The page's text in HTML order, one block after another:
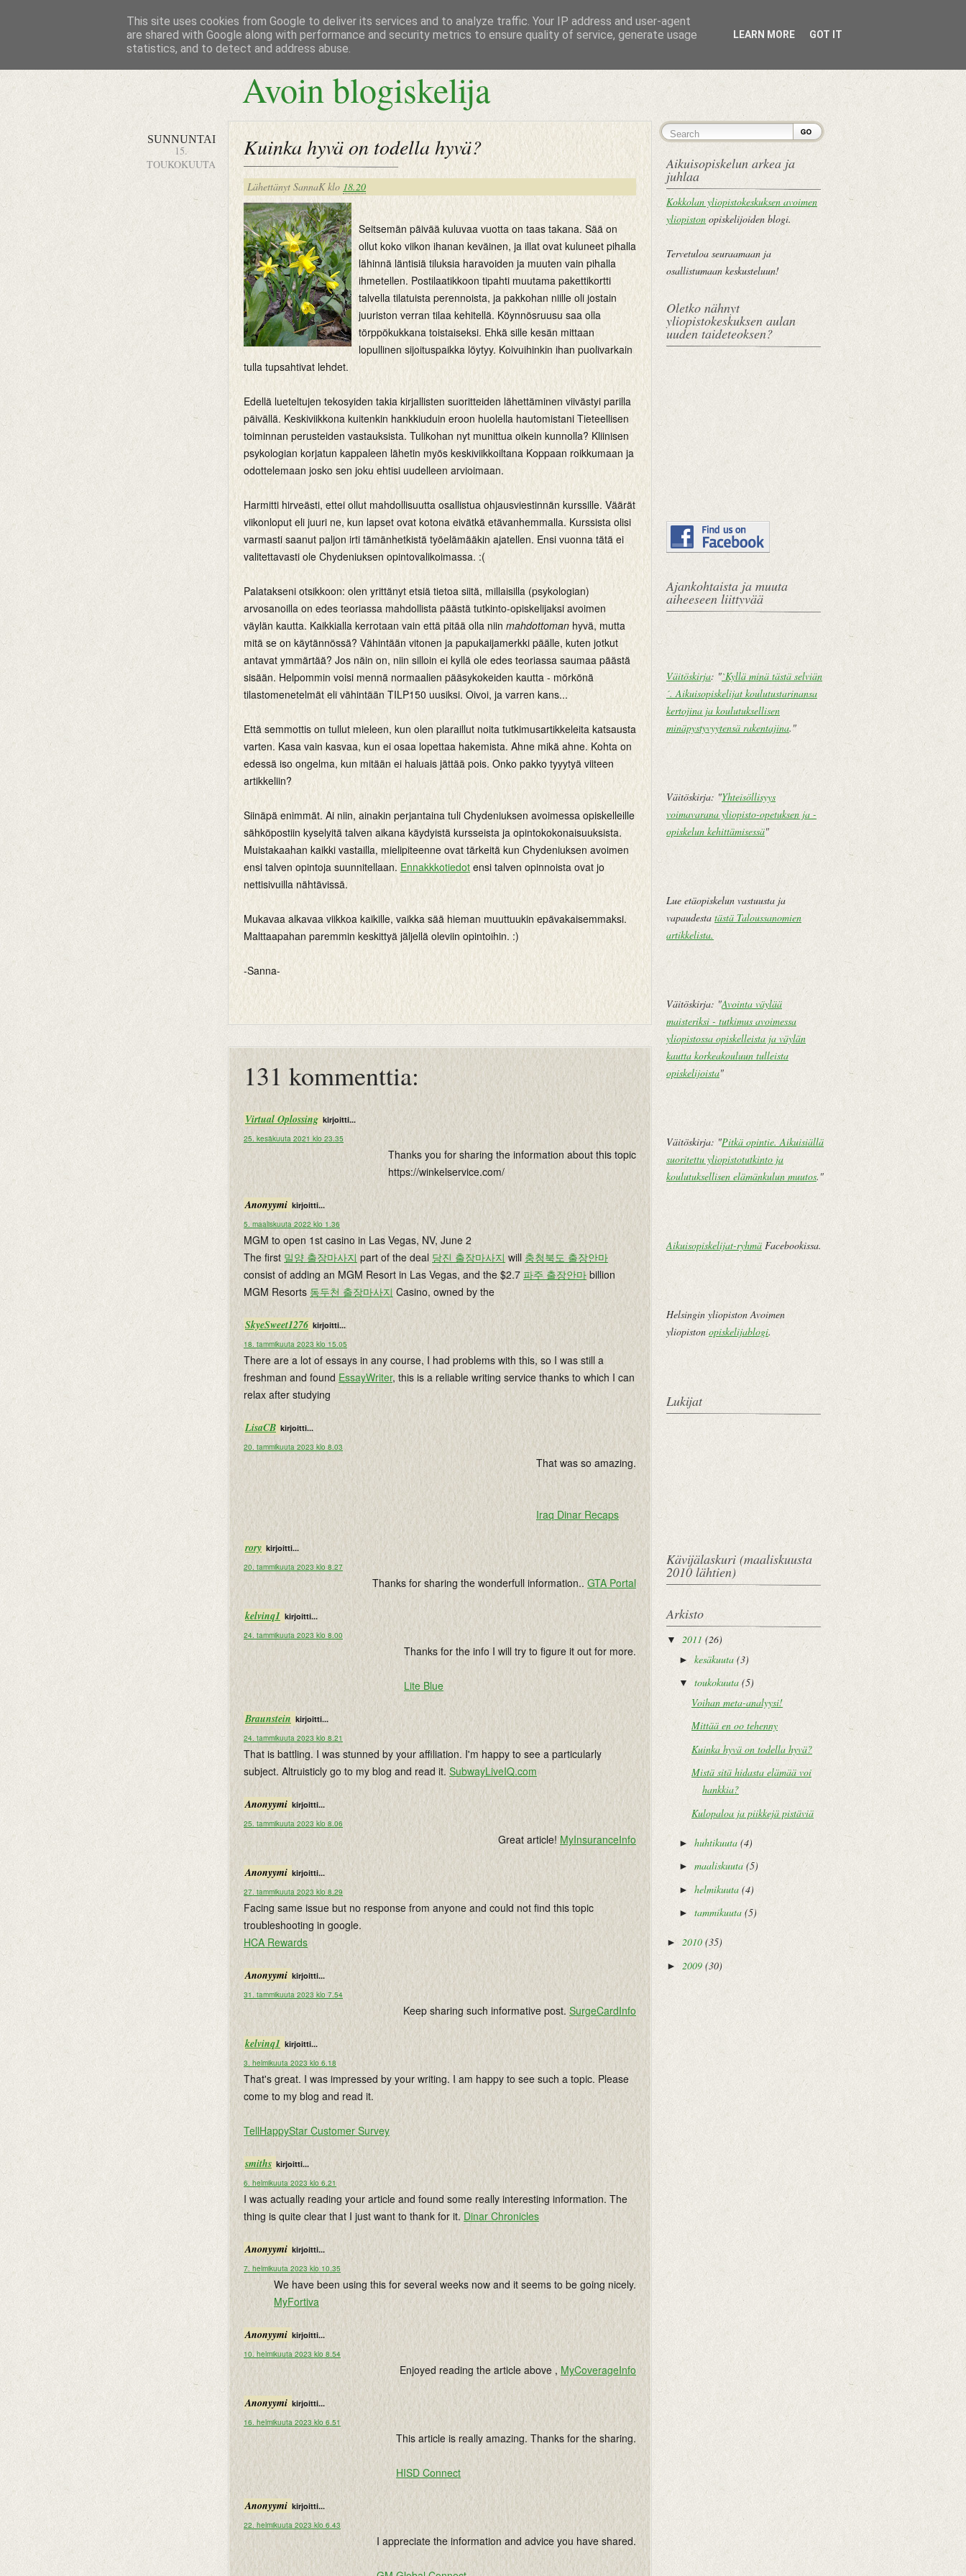
Avoin blogiskelija
SUNNUNTAI
15.
TOUKOKUUTA
Kuinka hyvä on todella hyvä?
Lähettänyt SannaK klo 18.20
Seitsemän päivää kuluvaa vuotta on taas takana. Sää on
ollut koko viikon ihanan keväinen, ja illat ovat kuluneet pihalla
lähinnä läntisiä tiluksia haravoiden ja muuten vain pihalla
ihmetellen. Postilaatikkoon tipahti muutama pakettikortti
talvella tilatuista perennoista, ja pakkohan niille oli jostain
juuriston verran tilaa kehitellä. Köynnösruusu saa olla
törppökukkana toistaiseksi. Ehkä sille kesän mittaan
lopullinen sijoituspaikka löytyy. Koivuihinkin ihan puolivarkain
tulla tupsahtivat lehdet.
Edellä lueteltujen tekosyiden takia kirjallisten suoritteiden lähettäminen viivästyi parilla
päivällä. Keskiviikkona kuitenkin hankkiuduin eroon huolella hautomistani Tieteellisen
toiminnan perusteiden vastauksista. Tulikohan nyt munittua oikein kunnolla? Kliinisen
psykologian korjatun kappaleen lähetin myös keskiviikkoiltana Koppaan roikkumaan ja
odottelemaan josko sen joku ehtisi uudelleen arvioimaan.
Harmitti hirveästi, ettei ollut mahdollisuutta osallistua ohjausviestinnän kurssille. Väärät
viikonloput eli juuri ne, kun lapset ovat kotona eivätkä etävanhemmalla. Kurssista olisi
varmasti saanut paljon irti tämänhetkistä työelämääkin ajatellen. Ensi vuonna tätä ei
valitettavasti ole Chydeniuksen opintovalikoimassa. :(
Palatakseni otsikkoon: olen yrittänyt etsiä tietoa siitä, millaisilla (psykologian)
arvosanoilla on edes teoriassa mahdollista päästä tutkinto-opiskelijaksi avoimen
väylän kautta. Kaikkialla kerrotaan vain että pitää olla niin mahdottoman hyvä, mutta
mitä se on käytännössä? Vähintään vitonen ja papukaijamerkki päälle, kuten jotkut
antavat ymmärtää? Jos näin on, niin silloin ei kyllä ole edes teoriassa saumaa päästä
sisään. Helpommin voisi mennä normaalien pääsykokeiden kautta - mörkönä
tilastomenetelmät eli vähintään TILP150 uusiksi. Oivoi, ja varren kans...
Että semmottis on tullut mieleen, kun olen plaraillut noita tutkimusartikkeleita katsausta
varten. Kasa vain kasvaa, kun ei osaa lopettaa hakemista. Ahne mikä ahne. Kohta on
edessä iso ongelma, kun mitään ei haluais jättää pois. Onko pakko tyyytyä viiteen
artikkeliin?
Siinäpä enimmät. Ai niin, ainakin perjantaina tuli Chydeniuksen avoimessa opiskelleille
sähköpostiin kyselyitä talven aikana käydyistä kursseista ja opintokokonaisuuksista.
Muistakaahan kaikki vastailla, mielipiteenne ovat tärkeitä kun Chydeniuksen avoimen
ensi talven opintoja suunnitellaan. Ennakkkotiedot ensi talven opinnoista ovat jo
nettisivuilla nähtävissä.
Mukavaa alkavaa viikkoa kaikille, vaikka sää hieman muuttuukin epävakaisemmaksi.
Malttaapahan paremmin keskittyä jäljellä oleviin opintoihin. :)
-Sanna-
131 kommenttia:
Virtual Oplossing kirjoitti...
25. kesäkuuta 2021 klo 23.35
Thanks you for sharing the information about this topic
https://winkelservice.com/
Anonyymi kirjoitti...
5. maaliskuuta 2022 klo 1.36
MGM to open 1st casino in Las Vegas, NV, June 2
The first 밀양 출장마사지 part of the deal 당진 출장마사지 will 충청북도 출장안마
consist of adding an MGM Resort in Las Vegas, and the $2.7 파주 출장안마 billion
MGM Resorts 동두천 출장마사지 Casino, owned by the
SkyeSweet1276 kirjoitti...
18. tammikuuta 2023 klo 15.05
There are a lot of essays in any course, I had problems with this, so I was still a
freshman and found EssayWriter, this is a reliable writing service thanks to which I can
relax after studying
LisaCB kirjoitti...
20. tammikuuta 2023 klo 8.03
That was so amazing.
Iraq Dinar Recaps
rory kirjoitti...
20. tammikuuta 2023 klo 8.27
Thanks for sharing the wonderfull information.. GTA Portal
kelvinq1 kirjoitti...
24. tammikuuta 2023 klo 8.00
Thanks for the info I will try to figure it out for more.
Lite Blue
Braunstein kirjoitti...
24. tammikuuta 2023 klo 8.21
That is battling. I was stunned by your affiliation. I'm happy to see a particularly
subject. Altruisticly go to my blog and read it. SubwayLiveIQ.com
Anonyymi kirjoitti...
25. tammikuuta 2023 klo 8.06
Great article! MyInsuranceInfo
Anonyymi kirjoitti...
27. tammikuuta 2023 klo 8.29
Facing same issue but no response from anyone and could not find this topic
troubleshooting in google.
HCA Rewards
Anonyymi kirjoitti...
31. tammikuuta 2023 klo 7.54
Keep sharing such informative post. SurgeCardInfo
kelvinq1 kirjoitti...
3. helmikuuta 2023 klo 6.18
That's great. I was impressed by your writing. I am happy to see such a topic. Please
come to my blog and read it.
TellHappyStar Customer Survey
smiths kirjoitti...
6. helmikuuta 2023 klo 6.21
I was actually reading your article and found some really interesting information. The
thing is quite clear that I just want to thank for it. Dinar Chronicles
Anonyymi kirjoitti...
7. helmikuuta 2023 klo 10.35
We have been using this for several weeks now and it seems to be going nicely.
MyFortiva
Anonyymi kirjoitti...
10. helmikuuta 2023 klo 8.54
Enjoyed reading the article above , MyCoverageInfo
Anonyymi kirjoitti...
16. helmikuuta 2023 klo 6.51
This article is really amazing. Thanks for the sharing.
HISD Connect
Anonyymi kirjoitti...
22. helmikuuta 2023 klo 6.43
I appreciate the information and advice you have shared.
E
Aikuisopiskelun arkea ja
juhlaa
Kokkolan yliopistokeskuksen avoimen
yliopiston opiskelijoiden blogi.
Tervetuloa seuraamaan ja
osallistumaan keskusteluun!
Oletko nähnyt
yliopistokeskuksen aulan
uuden taideteoksen?
Ajankohtaista ja muuta
aiheeseen liittyvää
Väitöskirja: "`Kyllä minä tästä selviän
´. Aikuisopiskelijat koulutustarinansa
kertojina ja koulutuksellisen
minäpystyvyytensä rakentajina."
Väitöskirja: "Yhteisöllisyys
voimavarana yliopisto-opetuksen ja -
opiskelun kehittämisessä"
Lue etäopiskelun vastuusta ja
vapaudesta tästä Taloussanomien
artikkelista.
Väitöskirja: "Avointa väylää
maisteriksi - tutkimus avoimessa
yliopistossa opiskelleista ja väylän
kautta korkeakouluun tulleista
opiskelijoista"
Väitöskirja: "Pitkä opintie. Aikuisiällä
suoritettu yliopistotutkinto ja
koulutuksellisen elämänkulun muutos."
Aikuisopiskelijat-ryhmä Facebookissa.
Helsingin yliopiston Avoimen
yliopiston opiskelijablogi.
Lukijat
Kävijälaskuri (maaliskuusta
2010 lähtien)
Arkisto
▼ 2011 (26)
► kesäkuuta (3)
▼ toukokuuta (5)
Voihan meta-analyysi!
Mittää en oo tehenny
Kuinka hyvä on todella hyvä?
Mistä sitä hidasta elämää voi
hankkia?
Kulopaloa ja piikkejä pistäviä
► huhtikuuta (4)
► maaliskuuta (5)
► helmikuuta (4)
► tammikuuta (5)
► 2010 (35)
► 2009 (30)
This site uses cookies from Google to deliver its services and to analyze traffic. Your IP address and user-agent
are shared with Google along with performance and security metrics to ensure quality of service, generate usage
statistics, and to detect and address abuse.
LEARN MORE GOT IT